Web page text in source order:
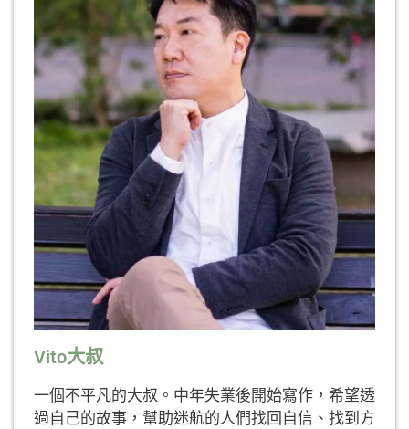
Vito大叔
一個不平凡的大叔。中年失業後開始寫作，希望透
過自己的故事，幫助迷航的人們找回自信、找到方